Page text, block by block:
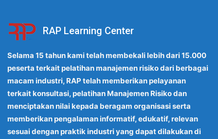
RAP Learning Center
Selama 15 tahun kami telah membekali lebih dari 15.000
peserta terkait pelatihan manajemen risiko dari berbagai
macam industri, RAP telah memberikan pelayanan
terkait konsultasi, pelatihan Manajemen Risiko dan
menciptakan nilai kepada beragam organisasi serta
memberikan pengalaman informatif, edukatif, relevan
sesuai dengan praktik industri yang dapat dilakukan di